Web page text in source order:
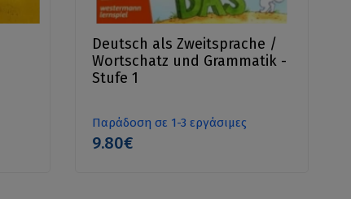
Deutsch als Zweitsprache /
Wortschatz und Grammatik -
Stufe 1
Παράδοση σε 1-3 εργάσιμες
9.80€